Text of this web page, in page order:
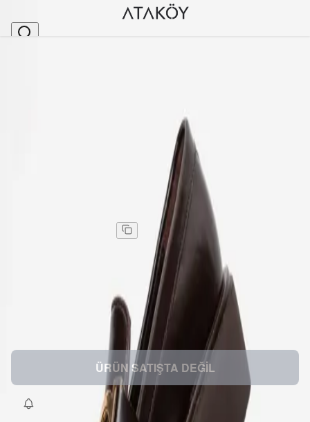
Kadın Hakiki Deri Tokalı Loafer Kahve Mat Rugan
Kadın Hakiki Deri Tokalı Loafer Kahve Mat Rugan
Bu ürün şu anda satışta değil
40
ÜRÜN SATIŞTA DEĞİL